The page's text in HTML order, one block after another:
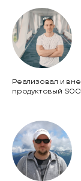
Реализовал и
продуктовый